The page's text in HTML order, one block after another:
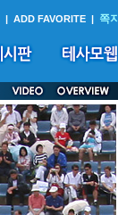
| ADD FAVORITE | 쪽지